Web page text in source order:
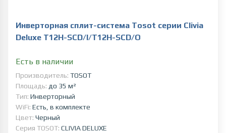
Инверторная сплит-система Tosot серии Clivia
Deluxe T12H-SCD/I/T12H-SCD/O
Есть в наличии
Производитель: TOSOT
Площадь: до 35 м²
Тип: Инверторный
WiFi: Есть, в комплекте
Цвет: Черный
Серия TOSOT: CLIVIA DELUXE